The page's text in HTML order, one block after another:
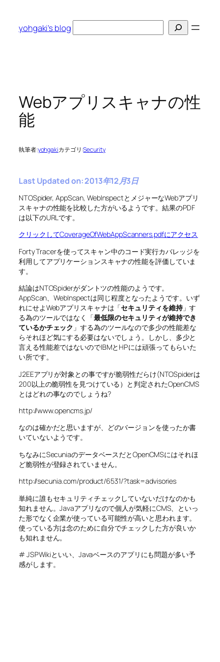
yohgaki's blog
索
Webアプリスキャナの性
能
執筆者:yohgakiカテゴリ:Security
Last Updated on: 2013年12月3日
NTOSpider, AppScan, WebInspectとメジャーなWebアプリ
スキャナの性能を比較した方がいるようです。結果のPDF
は以下のURLです。
クリックしてCoverageOfWebAppScanners.pdfにアクセス
Forty Tracerを使ってスキャン中のコード実行カバレッジを
利用してアプリケーションスキャナの性能を評価していま
す。
結論はNTOSpiderがダントツの性能のようです。
AppScan、WebInspectは同じ程度となったようです。いず
れにせよWebアプリスキャナは「セキュリティを維持」す
る為のツールではなく「最低限のセキュリティが維持でき
ているかチェック 」する為のツールなので多少の性能差な
らそれほど気にする必要はないでしょう。しかし、多少と
言える性能差ではないのでIBMとHPには頑張ってもらいた
い所です。
J2EEアプリが対象との事ですが脆弱性だらけ(NTOSpiderは
200以上の脆弱性を見つけている）と判定されたOpenCMS
とはどれの事なのでしょうね?
http://www.opencms.jp/
なのは確かだと思いますが、どのバージョンを使ったか書
いていないようです。
ちなみにSecuniaのデータベースだとOpenCMSにはそれほ
ど脆弱性が登録されていません。
http://secunia.com/product/6531/?task=advisories
単純に誰もセキュリティチェックしていないだけなのかも
知れません。Javaアプリなので個人が気軽にCMS、といっ
た形でなく企業が使っている可能性が高いと思われます。
使っている方は念のために自分でチェックした方が良いか
も知れません。
# JSPWikiといい、Javaベースのアプリにも問題が多い予
感がします。